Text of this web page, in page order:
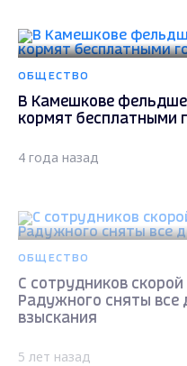
ОБЩЕСТВО
В Камешкове
кормят бесплатными
4 года назад
ОБЩЕСТВО
С сотрудников
Радужного сняты все
взыскания
5 лет назад